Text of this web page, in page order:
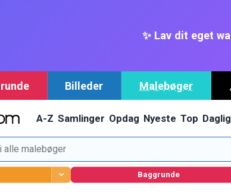
✨ Lav dit eget
Billeder Malebøger
A-Z Samlinger Opdag Nyeste Top
Baggrunde